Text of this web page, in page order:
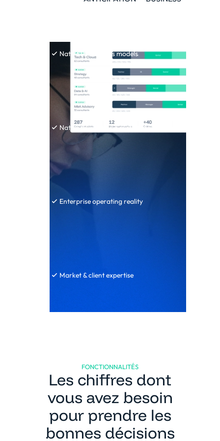
Native PS business models
Native flexibility, no custom dev
Enterprise operating reality
Market & client expertise
FONCTIONNALITÉS
Les chiffres dont
vous avez besoin
pour prendre les
bonnes décisions